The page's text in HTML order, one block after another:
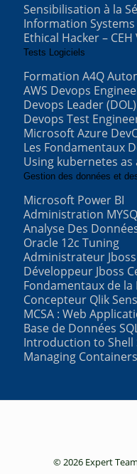
Sensibilisation à la
Information Systems
Ethical Hacker – CEH
Tests Logiciels
Formation A4Q
AWS Devops
Devops Leader (DOL)
Devops Test
Microsoft Azure
Les Fondamentaux
Using kubernetes as
Gestion des données et
Microsoft Power BI
Administration
Analyse Des
Oracle 12c Tuning
Administrateur
Développeur Jboss
Fondamentaux de la
Concepteur Qlik
MCSA : Web
Base de Données
Introduction to Shell
Managing
© 2026 Expert